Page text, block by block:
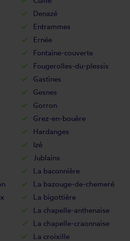
Denazé
Entrammes
Ernée
Fontaine-couverte
Fougerolles-du-plessis
Gastines
Gesnes
Gorron
Grez-en-bouère
Hardanges
Izé
Jublains
La baconnière
La bazouge-de-chemeré
La bigottière
La chapelle-anthenaise
La chapelle-craonnaise
La croixille